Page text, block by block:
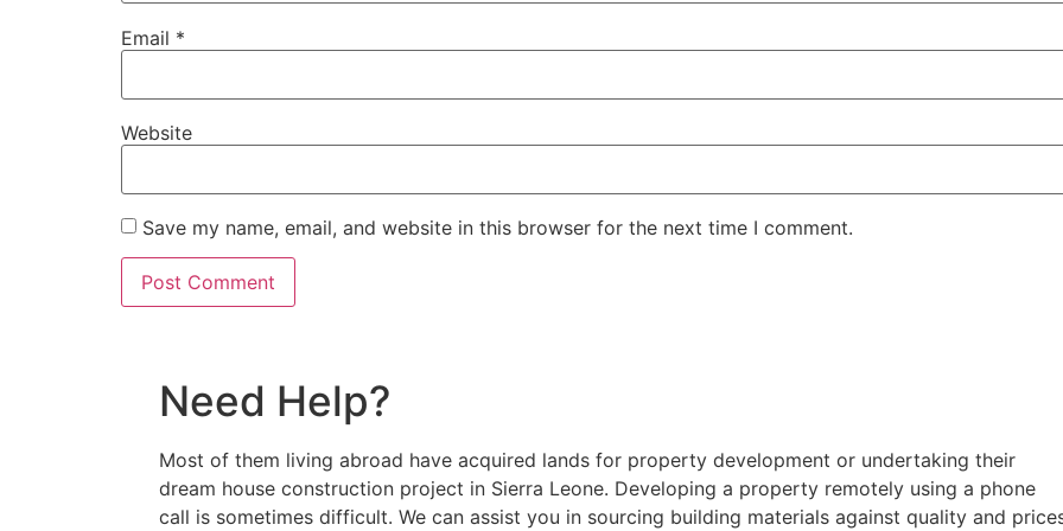
Email *
Website
Save my name, email, and website in this browser for the next time I comment.
Need Help?
Most of them living abroad have acquired lands for property development or undertaking their
dream house construction project in Sierra Leone. Developing a property remotely using a phone
call is sometimes difficult. We can assist you in sourcing building materials against quality and